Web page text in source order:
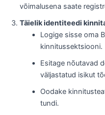
võimalusena saate
Täielik identiteedi
Logige sisse oma
kinnitussektsiooni.
Esitage nõutavad
väljastatud isikut
Oodake
tundi.